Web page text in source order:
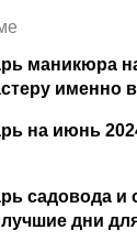
маникюра
именно
на июнь
садовода и
дни